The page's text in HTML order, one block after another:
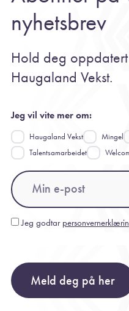
nyhetsbrev
Hold deg oppdatert
Haugaland Vekst.
Jeg vil vite mer om:
Haugaland Vekst Mingel
Talentsamarbeidet
Email
Consent(Påkrevd)
Jeg godtar
Meld deg på her